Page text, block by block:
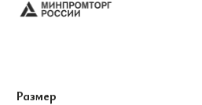
Размер